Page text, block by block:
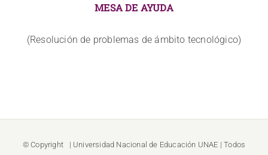
MESA DE AYUDA
(Resolución de problemas de ámbito tecnológico)
© Copyright | Universidad Nacional de Educación UNAE | Todos